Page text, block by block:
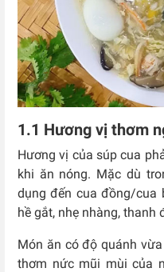
1.1 Hương vị thơm
Hương vị của súp cua
khi ăn nóng. Mặc dù
dụng đến cua đồng/cua
hề gắt, nhẹ nhàng, thanh
Món ăn có độ quánh
thơm nức mũi mùi của